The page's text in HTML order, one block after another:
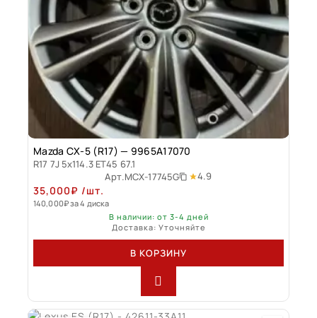
Mazda CX-5 (R17) — 9965A17070
R17 7J 5x114.3 ET45 67.1
Арт.MCX-17745G 4.9
35,000₽ /шт.
140,000₽за 4 диска
В наличии: от 3-4 дней
Доставка: Уточняйте
В КОРЗИНУ